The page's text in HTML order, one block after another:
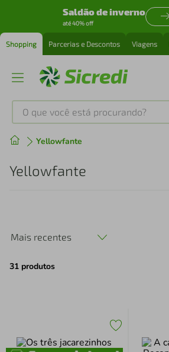
Saldão de inverno
até 40% off
Shopping Parcerias e Descontos Viagens
O que você está procurando?
Yellowfante
Yellowfante
Mais recentes
31 produtos
Produtos mais buscados
tenis
perfume
4º air fryer